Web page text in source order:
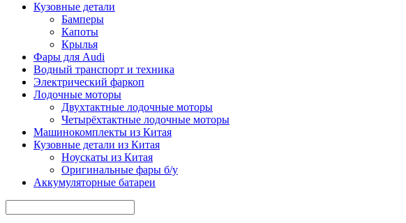
Кузовные детали
Бамперы
Капоты
Крылья
Фары для Audi
Водный транспорт и техника
Электрический фаркоп
Лодочные моторы
Двухтактные лодочные моторы
Четырёхтактные лодочные моторы
Машинокомплекты из Китая
Кузовные детали из Китая
Ноускаты из Китая
Оригинальные фары б/у
Аккумуляторные батареи